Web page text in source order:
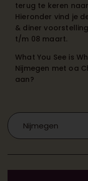
terug te keren
Hieronder vind je
& diner
t/m 08 maart.
What You See is
Nijmegen met oa
aan?